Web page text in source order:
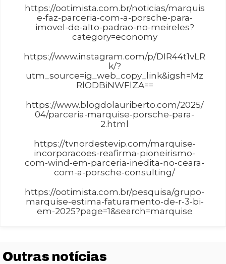
https://ootimista.com.br/noticias/marquis
e-faz-parceria-com-a-porsche-para-
imovel-de-alto-padrao-no-meireles?
category=economy
https://www.instagram.com/p/DIR44t1vLR
k/?
utm_source=ig_web_copy_link&igsh=Mz
RlODBiNWFlZA==
https://www.blogdolauriberto.com/2025/
04/parceria-marquise-porsche-para-
2.html
https://tvnordestevip.com/marquise-
incorporacoes-reafirma-pioneirismo-
com-wind-em-parceria-inedita-no-ceara-
com-a-porsche-consulting/
https://ootimista.com.br/pesquisa/grupo-
marquise-estima-faturamento-de-r-3-bi-
em-2025?page=1&search=marquise
Outras notícias